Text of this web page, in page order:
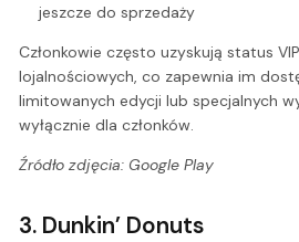
jeszcze do sprzedaży
Członkowie często uzyskują status
lojalnościowych, co zapewnia im
limitowanych edycji lub specjalnych
wyłącznie dla członków.
Źródło zdjęcia: Google Play
3. Dunkin’ Donuts